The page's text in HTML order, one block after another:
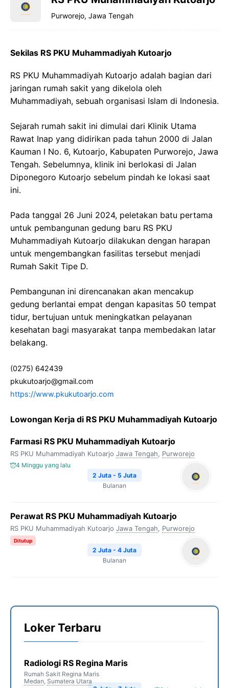
Purworejo, Jawa Tengah
Sekilas RS PKU Muhammadiyah Kutoarjo
RS PKU Muhammadiyah Kutoarjo adalah bagian dari
jaringan rumah sakit yang dikelola oleh
Muhammadiyah, sebuah organisasi Islam di Indonesia.
Sejarah rumah sakit ini dimulai dari Klinik Utama
Rawat Inap yang didirikan pada tahun 2000 di Jalan
Kauman I No. 6, Kutoarjo, Kabupaten Purworejo, Jawa
Tengah. Sebelumnya, klinik ini berlokasi di Jalan
Diponegoro Kutoarjo sebelum pindah ke lokasi saat
ini.
Pada tanggal 26 Juni 2024, peletakan batu pertama
untuk pembangunan gedung baru RS PKU
Muhammadiyah Kutoarjo dilakukan dengan harapan
untuk mengembangkan fasilitas tersebut menjadi
Rumah Sakit Tipe D.
Pembangunan ini direncanakan akan mencakup
gedung berlantai empat dengan kapasitas 50 tempat
tidur, bertujuan untuk meningkatkan pelayanan
kesehatan bagi masyarakat tanpa membedakan latar
belakang.
(0275) 642439
pkukutoarjo@gmail.com
https://www.pkukutoarjo.com
Lowongan Kerja di RS PKU Muhammadiyah Kutoarjo
Farmasi RS PKU Muhammadiyah Kutoarjo
RS PKU Muhammadiyah Kutoarjo Jawa Tengah, Purworejo
4 Minggu yang lalu
2 Juta - 5 Juta
Bulanan
Perawat RS PKU Muhammadiyah Kutoarjo
RS PKU Muhammadiyah Kutoarjo Jawa Tengah, Purworejo
Ditutup
2 Juta - 4 Juta
Bulanan
Loker Terbaru
Radiologi RS Regina Maris
Rumah Sakit Regina Maris
Medan, Sumatera Utara